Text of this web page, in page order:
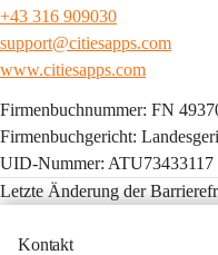
+43 316 909030
support@citiesapps.com
www.citiesapps.com
Firmenbuchnummer: FN
Firmenbuchgericht:
UID-Nummer: ATU73433117
Letzte Änderung der
Kontakt